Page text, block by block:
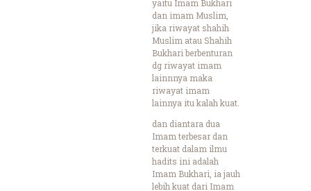
yaitu Imam Bukhari
dan imam Muslim,
jika riwayat shahih
Muslim atau Shahih
Bukhari berbenturan
dg riwayat imam
lainnnya maka
riwayat imam
lainnya itu kalah kuat.
dan diantara dua
Imam terbesar dan
terkuat dalam ilmu
hadits ini adalah
Imam Bukhari, ia jauh
lebih kuat dari Imam